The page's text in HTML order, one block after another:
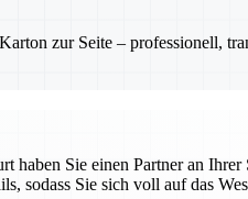
zur Seite – professionell,
Sie einen Partner an
sodass Sie sich voll auf das